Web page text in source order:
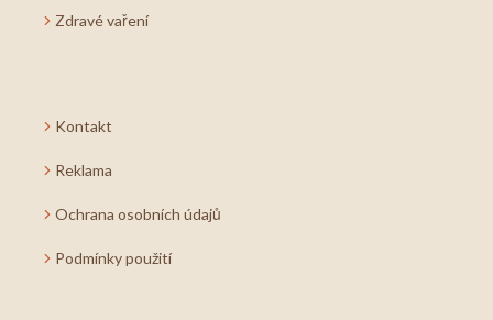
Zdravé vaření
Kontakt
Reklama
Ochrana osobních údajů
Podmínky použití